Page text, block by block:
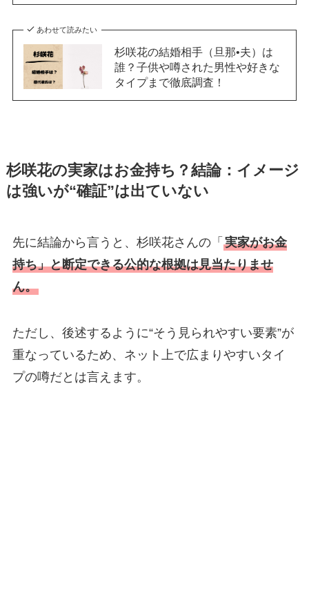
あわせて読みたい
杉咲花の結婚相手（旦那•夫）は
誰？子供や噂された男性や好きな
タイプまで徹底調査！
杉咲花の実家はお金持ち？結論：イメージ
は強いが“確証”は出ていない
先に結論から言うと、杉咲花さんの「 実家がお金
持ち」と断定できる公的な根拠は見当たりませ
ん。
ただし、後述するように“そう見られやすい要素”が
重なっているため、ネット上で広まりやすいタイ
プの噂だとは言えます。